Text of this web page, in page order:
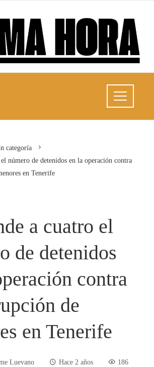
categoría
número de detenidos en la operación contra
en Tenerife
a cuatro el
de detenidos
contra
de
en Tenerife
Luevano Hace 2 años 186